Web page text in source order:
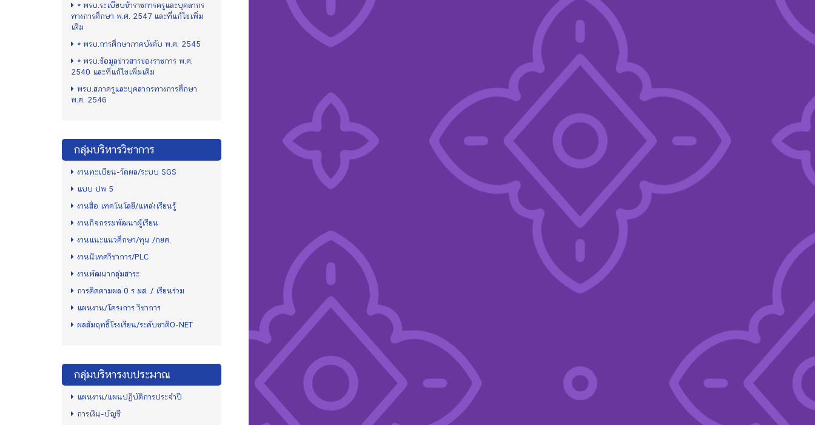
* พรบ.ระเบียบข้าราชการครูและบุคลากร
ทางการศึกษา พ.ศ. 2547 และที่แก้ไขเพิ่ม
เติม
* พรบ.การศึกษาภาคบังคับ พ.ศ. 2545
* พรบ.ข้อมูลข่าวสารของราชการ พ.ศ.
2540 และที่แก้ไขเพิ่มเติม
พรบ.สภาครูและบุคลากรทางการศึกษา
พ.ศ. 2546
กลุ่มบริหารวิชาการ
งานทะเบียน-วัดผล/ระบบ SGS
แบบ ปพ 5
งานสื่อ เทคโนโลยี/แหล่งเรียนรู้
งานกิจกรรมพัฒนาผู้เรียน
งานแนะแนวศึกษา/ทุน /กยศ.
งานนิเทศวิชาการ/PLC
งานพัฒนากลุ่มสาระ
การติดตามผล 0 ร มส. / เรียนร่วม
แผนงาน/โครงการ วิชาการ
ผลสัมฤทธิ์โรงเรียน/ระดับชาติO-NET
กลุ่มบริหารงบประมาณ
แผนงาน/แผนปฏิบัติการประจำปี
การเงิน-บัญชี